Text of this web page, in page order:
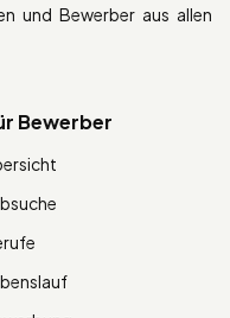
und Bewerber aus allen
Bewerber